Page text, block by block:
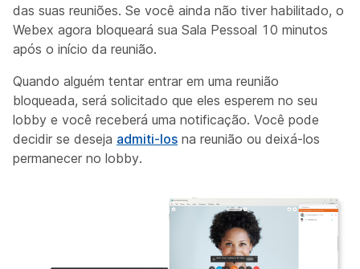
das suas reuniões. Se você ainda não tiver habilitado, o
Webex agora bloqueará sua Sala Pessoal 10 minutos
após o início da reunião.
Quando alguém tentar entrar em uma reunião
bloqueada, será solicitado que eles esperem no seu
lobby e você receberá uma notificação. Você pode
decidir se deseja admiti-los na reunião ou deixá-los
permanecer no lobby.